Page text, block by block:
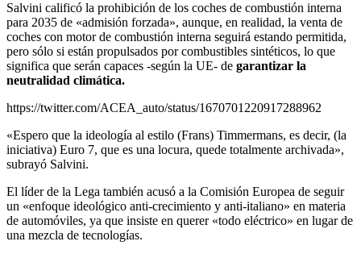
Salvini calificó la prohibición de los coches de combustión interna
para 2035 de «admisión forzada», aunque, en realidad, la venta de
coches con motor de combustión interna seguirá estando permitida,
pero sólo si están propulsados por combustibles sintéticos, lo que
significa que serán capaces -según la UE- de garantizar la
neutralidad climática.
https://twitter.com/ACEA_auto/status/1670701220917288962
«Espero que la ideología al estilo (Frans) Timmermans, es decir, (la
iniciativa) Euro 7, que es una locura, quede totalmente archivada»,
subrayó Salvini.
El líder de la Lega también acusó a la Comisión Europea de seguir
un «enfoque ideológico anti-crecimiento y anti-italiano» en materia
de automóviles, ya que insiste en querer «todo eléctrico» en lugar de
una mezcla de tecnologías.